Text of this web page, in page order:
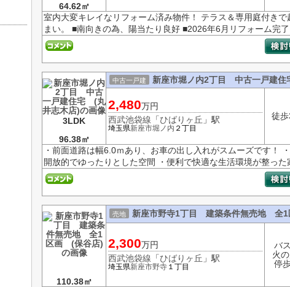
64.62㎡
室内大変キレイなリフォーム済み物件！ テラス＆専用庭付き
まい。 ■南向きの為、陽当たり良好 ■2026年6月リフォーム完了
3LDK
96.38㎡
中古一戸建 新座市堀ノ内2丁目 中古一戸建
2,480万円
西武池袋線 「ひばりヶ丘 」駅
埼玉県新座市堀ノ内 ２丁目
徒
・前面道路は幅6.0ｍあり、お車の出し入れがスムーズです！
開放的でゆったりとした空間 ・便利で快適な生活環境が整った
110.38㎡
売地 新座市野寺1丁目 建築条件無売地 全
2,300万円
西武池袋線 「ひばりヶ丘 」駅
埼玉県新座市野寺 １丁目
バ
火
停